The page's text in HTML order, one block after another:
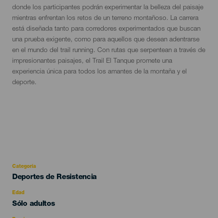
donde los participantes podrán experimentar la belleza del paisaje
mientras enfrentan los retos de un terreno montañoso. La carrera
está diseñada tanto para corredores experimentados que buscan
una prueba exigente, como para aquellos que desean adentrarse
en el mundo del trail running. Con rutas que serpentean a través de
impresionantes paisajes, el Trail El Tanque promete una
experiencia única para todos los amantes de la montaña y el
deporte.
Categoría
Categoría
evento
Deportes de Resistencia
Edad
Edad
Sólo adultos